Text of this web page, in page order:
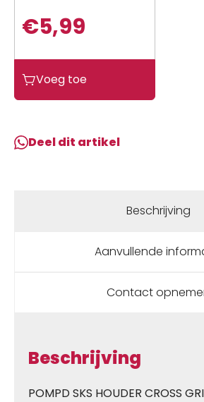
€5,99
POMPD
HOUDER
GRIP
UNIV
Voeg toe
Deel dit artikel
Beschrijving
Aanvullende
Contact
Beschrijving
POMPD SKS HOUDER CROSS